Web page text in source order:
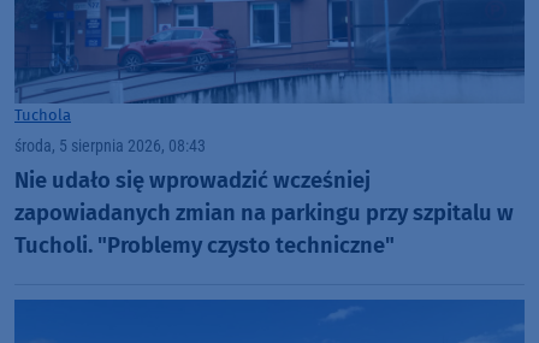
Tuchola
środa, 5 sierpnia 2026, 08:43
Nie udało się wprowadzić wcześniej
zapowiadanych zmian na parkingu przy szpitalu w
Tucholi. "Problemy czysto techniczne"